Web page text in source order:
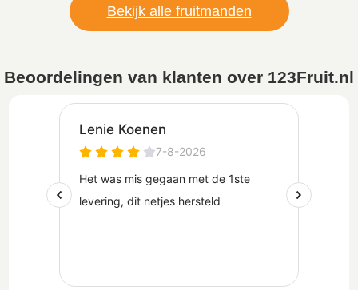
Bekijk alle fruitmanden
Beoordelingen van klanten over 123Fruit.nl